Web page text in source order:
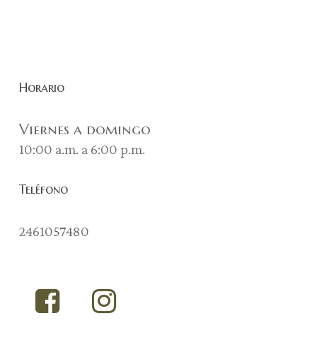
Horario
Viernes a domingo
10:00 a.m. a 6:00 p.m.
Teléfono
2461057480